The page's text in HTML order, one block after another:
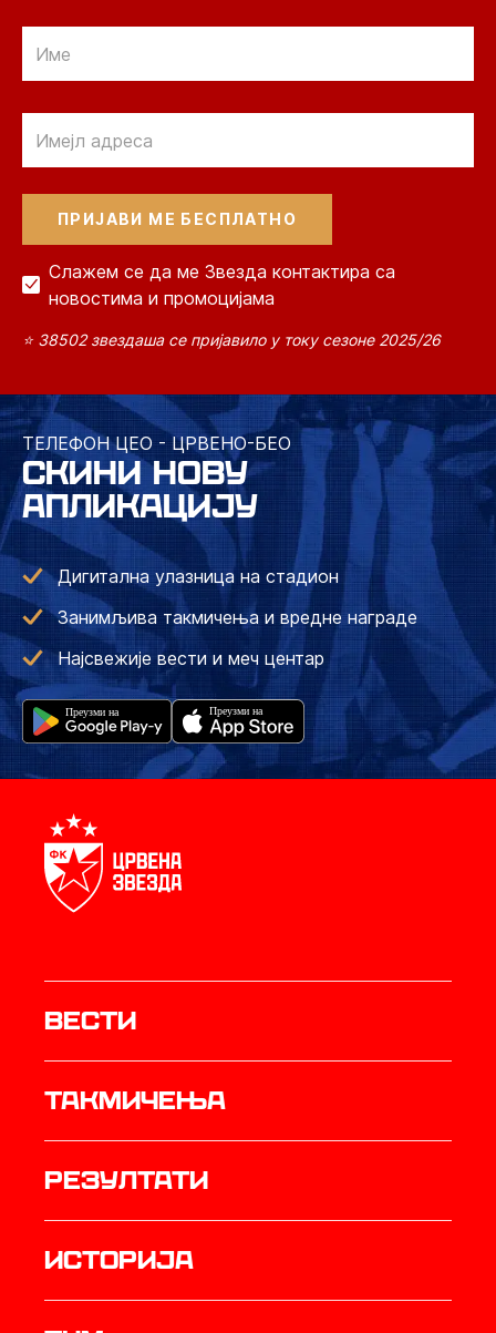
Слажем се да ме Звезда контактира са
новостима и промоцијама
⭐ 38502 звездаша се пријавило у току сезоне 2025/26
ТЕЛЕФОН ЦЕО - ЦРВЕНО-БЕО
СКИНИ НОВУ
АПЛИКАЦИЈУ
Дигитална улазница на стадион
Занимљива такмичења и вредне награде
Најсвежије вести и меч центар
Вести
Такмичења
резултати
историја